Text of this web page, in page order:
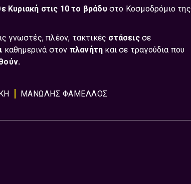
Κυριακή στις 10 το βράδυστο Κοσμοδρόμιο της
γνωστές, πλέον, τακτικές στάσειςσε
καθημερινά στον πλανήτη και σε τραγούδια που
ΜΑΝΩΛΗΣ ΦΑΜΕΛΛΟΣ